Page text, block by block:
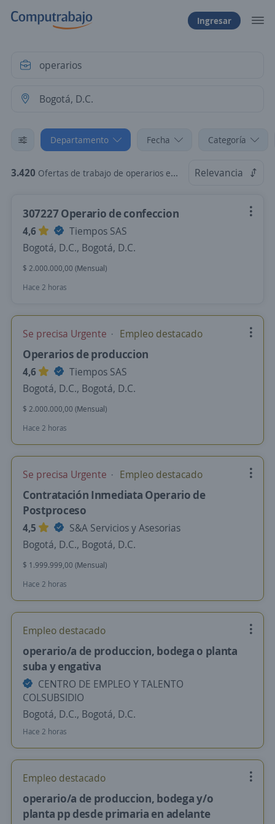
Ingresar
Departamento Fecha Categoría
3.420 Ofertas de trabajo de operarios en Bogotá, D.C. Relevancia
307227 Operario de confeccion
4,6
Tiempos SAS
Bogotá, D.C., Bogotá, D.C.
$ 2.000.000,00 (Mensual)
Hace 2 horas
Se precisa Urgente Empleo destacado
Operarios de produccion
4,6
Tiempos SAS
Bogotá, D.C., Bogotá, D.C.
$ 2.000.000,00 (Mensual)
Hace 2 horas
Se precisa Urgente Empleo destacado
Contratación Inmediata Operario de
Postproceso
4,5
S&A Servicios y Asesorias
Bogotá, D.C., Bogotá, D.C.
$ 1.999.999,00 (Mensual)
Hace 2 horas
Empleo destacado
operario/a de produccion, bodega o planta
suba y engativa
CENTRO DE EMPLEO Y TALENTO
COLSUBSIDIO
Bogotá, D.C., Bogotá, D.C.
Hace 2 horas
Empleo destacado
operario/a de produccion, bodega y/o
planta pp desde primaria en adelante